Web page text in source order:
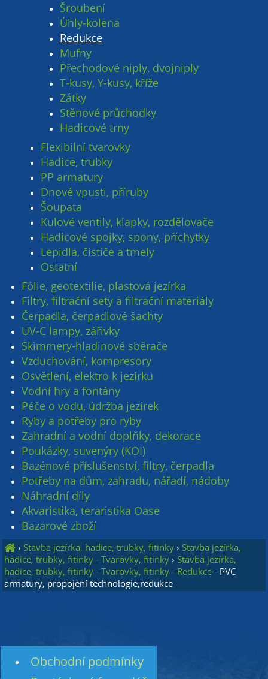
Šroubení
Úhly-kolena
Redukce
Mufny
Přechodové niply, dvojniply
T-kusy, Y-kusy, kříže
Zátky
Stěnové průchodky
Hadicové trny
Flexibilní tvarovky
Hadice, trubky
PP armatury
Dnové vpusti, příruby
Šoupata
Kulové ventily, klapky, rozdělovače
Hadicové spojky, spony, příchytky
Lepidla, čističe a tmely
Ostatní
Fólie, geotextílie, plastová jezírka
Filtry, filtrační sety a filtrační materiály
Čerpadla, čerpadlové šachty
UV-C lampy, zářivky
Skimmery-hladinové sběrače
Vzduchování, kompresory
Osvětlení, elektro k jezírku
Vodní hry a fontány
Péče o vodu, údržba jezírek
Ryby a potřeby pro ryby
Zahradní a vodní doplňky, dekorace
Poukázky, suvenýry (KOI)
Bazénové příslušenství, filtry, čerpadla
Potřeby na dům, zahradu, nářadí, nádoby
Náhradní díly
Akvaristika, teraristika Oase
Bazarové zboží
› Stavba jezírka, hadice, trubky, fitinky › Stavba jezírka,
hadice, trubky, fitinky - Tvarovky, fitinky › Stavba jezírka,
hadice, trubky, fitinky - Tvarovky, fitinky - Redukce - PVC
armatury, propojení technologie,redukce
Obchodní podmínky